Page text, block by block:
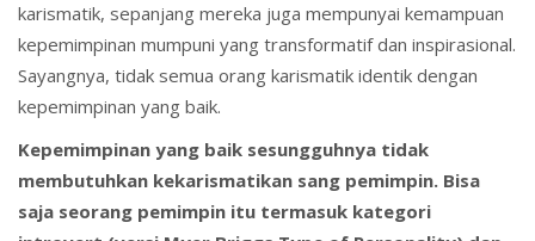
karismatik, sepanjang mereka juga mempunyai kemampuan
kepemimpinan mumpuni yang transformatif dan inspirasional.
Sayangnya, tidak semua orang karismatik identik dengan
kepemimpinan yang baik.
Kepemimpinan yang baik sesungguhnya tidak
membutuhkan kekarismatikan sang pemimpin. Bisa
saja seorang pemimpin itu termasuk kategori